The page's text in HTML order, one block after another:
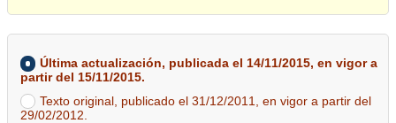
Última actualización, publicada el 14/11/2015, en vigor a
partir del 15/11/2015.
Texto original, publicado el 31/12/2011, en vigor a partir del
29/02/2012.